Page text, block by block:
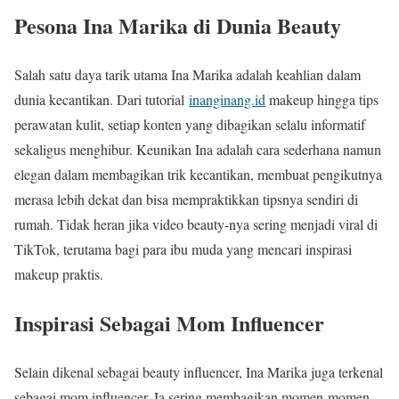
Pesona Ina Marika di Dunia Beauty
Salah satu daya tarik utama Ina Marika adalah keahlian dalam
dunia kecantikan. Dari tutorial inanginang.id makeup hingga tips
perawatan kulit, setiap konten yang dibagikan selalu informatif
sekaligus menghibur. Keunikan Ina adalah cara sederhana namun
elegan dalam membagikan trik kecantikan, membuat pengikutnya
merasa lebih dekat dan bisa mempraktikkan tipsnya sendiri di
rumah. Tidak heran jika video beauty-nya sering menjadi viral di
TikTok, terutama bagi para ibu muda yang mencari inspirasi
makeup praktis.
Inspirasi Sebagai Mom Influencer
Selain dikenal sebagai beauty influencer, Ina Marika juga terkenal